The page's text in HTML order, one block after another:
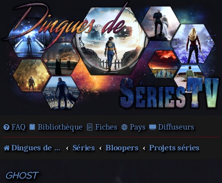
FAQ Bibliothèque Fiches Pays Diffuseurs
Dingues de séries télé ! Séries Bloopers Projets séries
GHOST